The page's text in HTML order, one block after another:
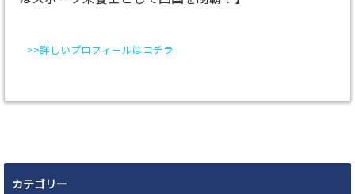
>>詳しいプロフィールはコチラ
カテゴリー